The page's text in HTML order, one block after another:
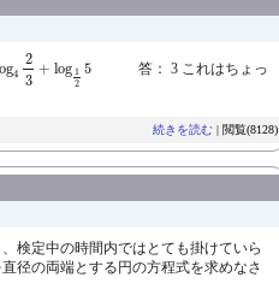
4
2
3
+ log 1
2
5
+log
答： 3 これはちょっ
続きを読む | 閲覧(8128)
検定中の時間内ではとても掛けていら
直径の両端とする円の方程式を求めなさ